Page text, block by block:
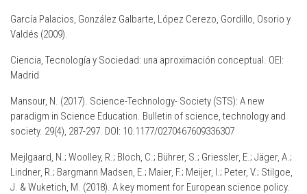
García Palacios, González Galbarte, López Cerezo, Gordillo, Osorio y
Valdés (2009).
Ciencia, Tecnología y Sociedad: una aproximación conceptual. OEI:
Madrid
Mansour, N. (2017). Science-Technology- Society (STS): A new
paradigm in Science Education. Bulletin of science, technology and
society. 29(4), 287-297. DOI: 10.1177/0270467609336307
Mejlgaard, N.; Woolley, R.; Bloch, C.; Bührer, S.; Griessler, E.; Jäger, A.;
Lindner, R.; Bargmann Madsen, E.; Maier, F.; Meijer, I.; Peter, V.; Stilgoe,
J. & Wuketich, M. (2018). A key moment for European science policy.